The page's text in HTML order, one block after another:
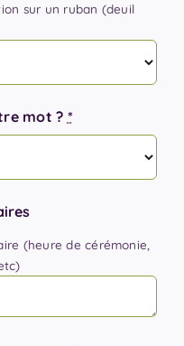
sur un ruban (deuil
mot ? *
(heure de cérémonie,